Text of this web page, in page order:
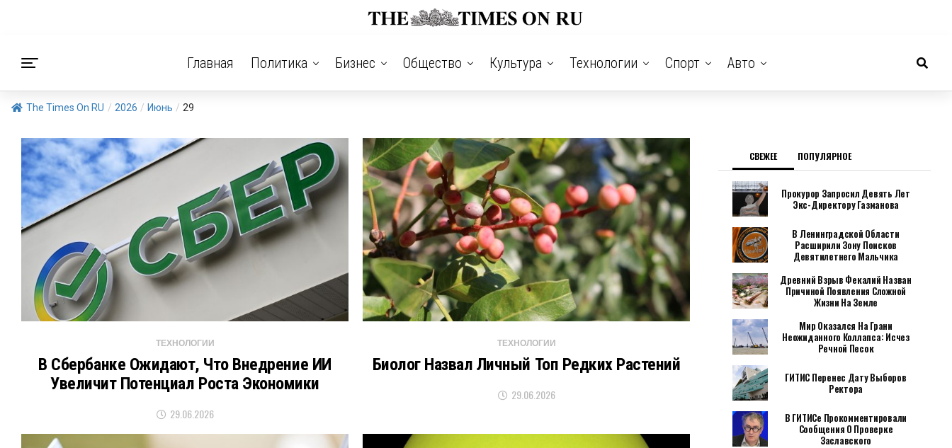
Главная Политика Бизнес Общество Культура Технологии Спорт Авто
The Times On RU / 2026 / Июнь / 29
ТЕХНОЛОГИИ
В Сбербанке Ожидают, Что Внедрение ИИ
Увеличит Потенциал Роста Экономики
29.06.2026
ТЕХНОЛОГИИ
Биолог Назвал Личный Топ Редких Растений
29.06.2026
СВЕЖЕЕ ПОПУЛЯРНОЕ
Прокурор Запросил Девять Лет
Экс-Директору Газманова
В Ленинградской Области
Расширили Зону Поисков
Девятилетнего Мальчика
Древний Взрыв Фекалий Назван
Причиной Появления Сложной
Жизни На Земле
Мир Оказался На Грани
Неожиданного Коллапса: Исчез
Речной Песок
ГИТИС Перенес Дату Выборов
Ректора
В ГИТИСе Прокомментировали
Сообщения О Проверке
Заславского